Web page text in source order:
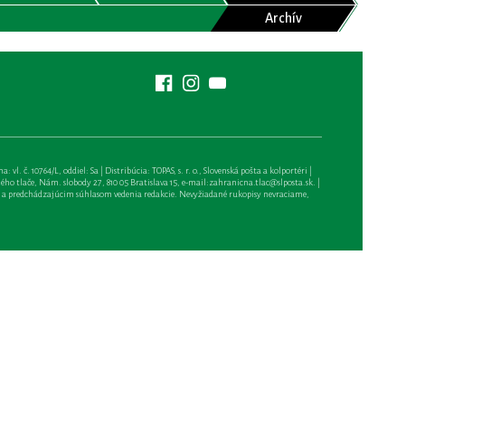
Archív
vl. č. 10764/L, oddiel: Sa | Distribúcia: TOPAS, s. r. o., Slovenská pošta a kolportéri |
tlače, Nám. slobody 27, 810 05 Bratislava 15, e-mail:zahranicna.tlac@slposta.sk. |
súhlasom vedenia redakcie. Nevyžiadané rukopisy nevraciame,